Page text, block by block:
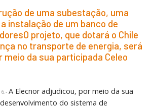
de uma subestação, uma
instalação de um banco de
projeto, que dotará o Chile
no transporte de energia, será
meio da sua participada Celeo
A Elecnor adjudicou, por meio da sua
do sistema de